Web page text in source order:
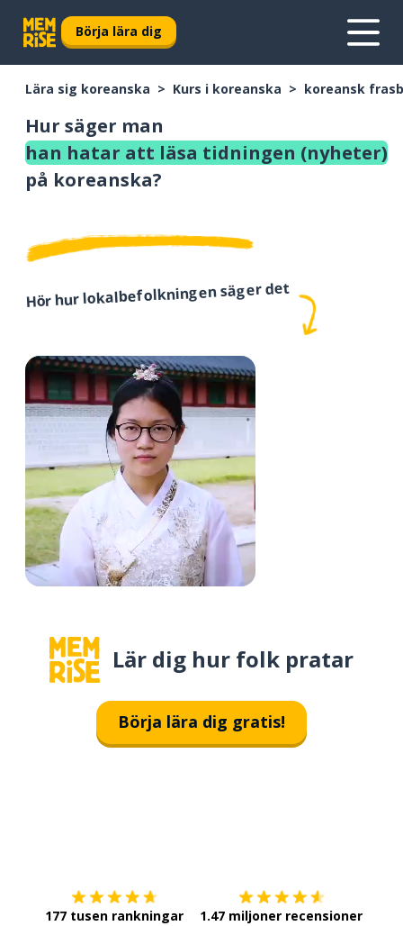
Börja lära dig
Lära sig koreanska Kurs i koreanska koreansk
Hur säger man
han hatar att läsa tidningen (nyheter)
på koreanska?
Hör hur lokalbefolkningen säger det
Lär dig hur folk pratar
Börja lära dig gratis!
177 tusen rankningar 1.47 miljoner recensioner